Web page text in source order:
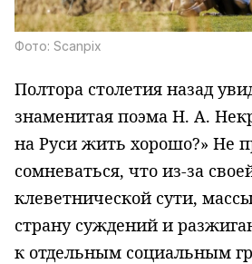
Фото: Scanpix
Полтора столетия назад
знаменитая поэма Н. А.
на Руси жить хорошо?» Не
сомневаться, что из-за
клеветнической сути,
страну суждений и
к отдельным социальным